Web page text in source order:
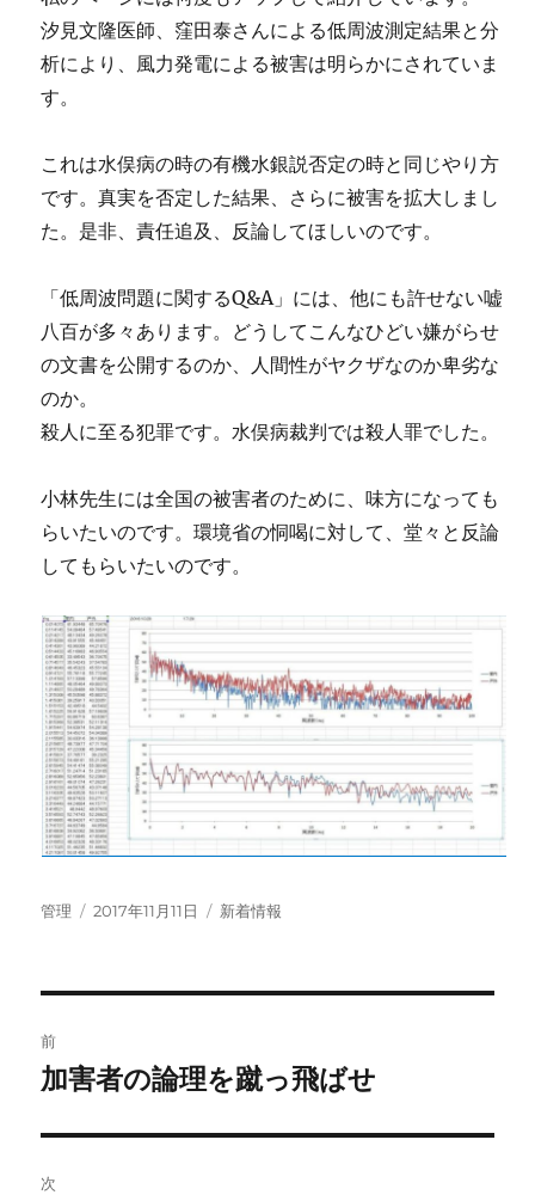
汐見文隆医師、窪田泰さんによる低周波測定結果と分
析により、風力発電による被害は明らかにされていま
す。
これは水俣病の時の有機水銀説否定の時と同じやり方
です。真実を否定した結果、さらに被害を拡大しまし
た。是非、責任追及、反論してほしいのです。
「低周波問題に関するQ&A」には、他にも許せない嘘
八百が多々あります。どうしてこんなひどい嫌がらせ
の文書を公開するのか、人間性がヤクザなのか卑劣な
のか。
殺人に至る犯罪です。水俣病裁判では殺人罪でした。
小林先生には全国の被害者のために、味方になっても
らいたいのです。環境省の恫喝に対して、堂々と反論
してもらいたいのです。
投
管理
投
2017年11月11日
カ
新着情報
稿
ビ
前
前
投
稿:
加害者の論理を蹴っ飛ばせ
次